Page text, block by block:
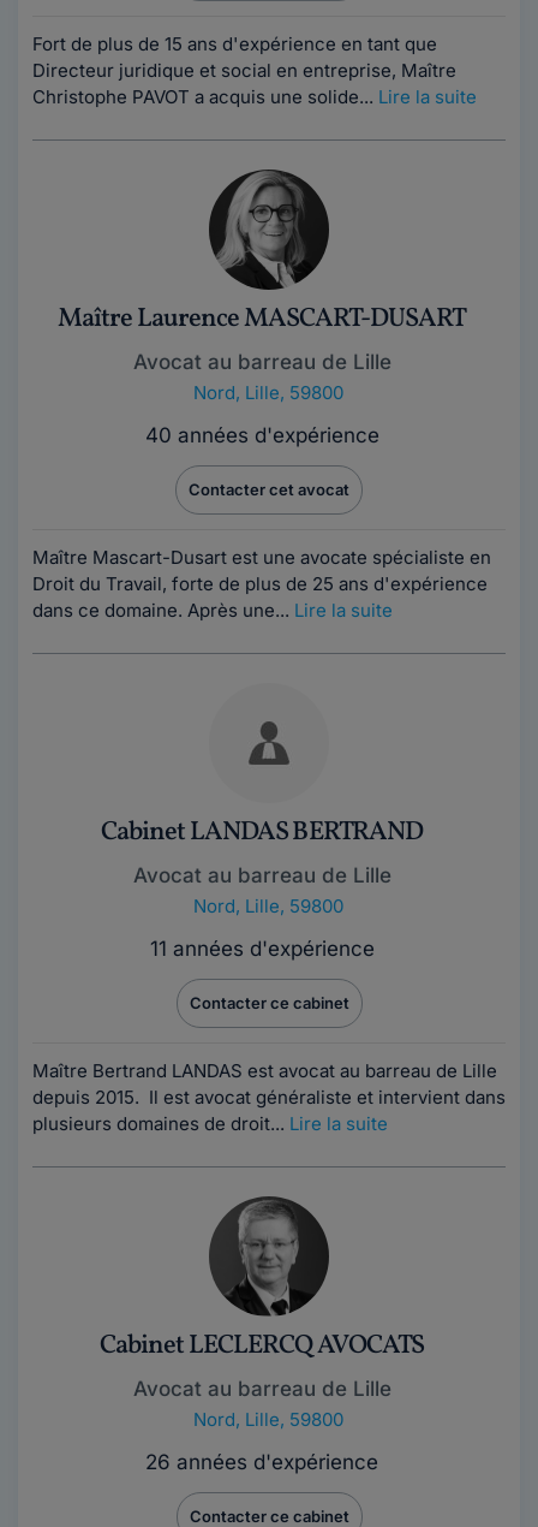
Fort de plus de 15 ans d'expérience en tant que
Directeur juridique et social en entreprise, Maître
Christophe PAVOT a acquis une solide... Lire la suite
Maître Laurence MASCART-DUSART
Avocat au barreau de Lille
Nord, Lille, 59800
40 années d'expérience
Contacter cet avocat
Maître Mascart-Dusart est une avocate spécialiste en
Droit du Travail, forte de plus de 25 ans d'expérience
dans ce domaine. Après une... Lire la suite
Cabinet LANDAS BERTRAND
Avocat au barreau de Lille
Nord, Lille, 59800
11 années d'expérience
Contacter ce cabinet
Maître Bertrand LANDAS est avocat au barreau de Lille
depuis 2015. Il est avocat généraliste et intervient dans
plusieurs domaines de droit... Lire la suite
Cabinet LECLERCQ AVOCATS
Avocat au barreau de Lille
Nord, Lille, 59800
26 années d'expérience
Contacter ce cabinet